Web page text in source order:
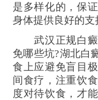
是多样化的，保
身体提供良好的支
武汉正规白癜
免哪些坑?湖北白
食上应避免盲目
间食疗，注重饮
度对待饮食，才